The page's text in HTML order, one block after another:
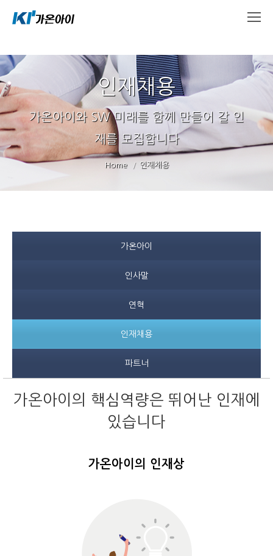
인재채용
가온아이와 SW 미래를 함께 만들어 갈 인
재를 모집합니다
You are here: Home 인재채용
가온아이
인사말
연혁
인재채용
파트너
가온아이의 핵심역량은 뛰어난 인재에
있습니다
가온아이의 인재상